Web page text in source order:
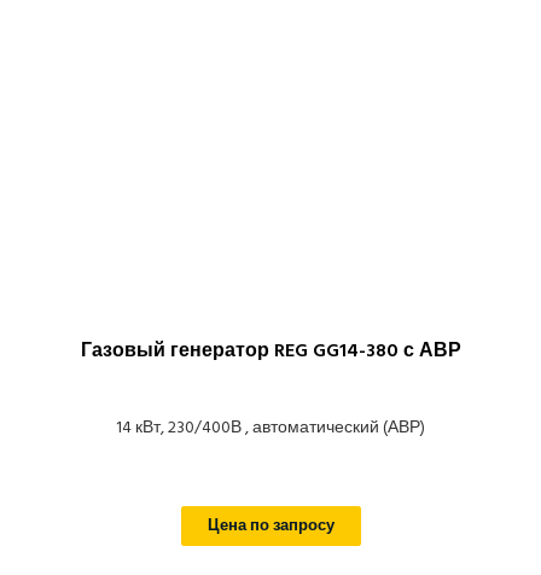
Газовый генератор REG GG14-380 с АВР
14 кВт, 230/400В , автоматический (АВР)
Цена по запросу